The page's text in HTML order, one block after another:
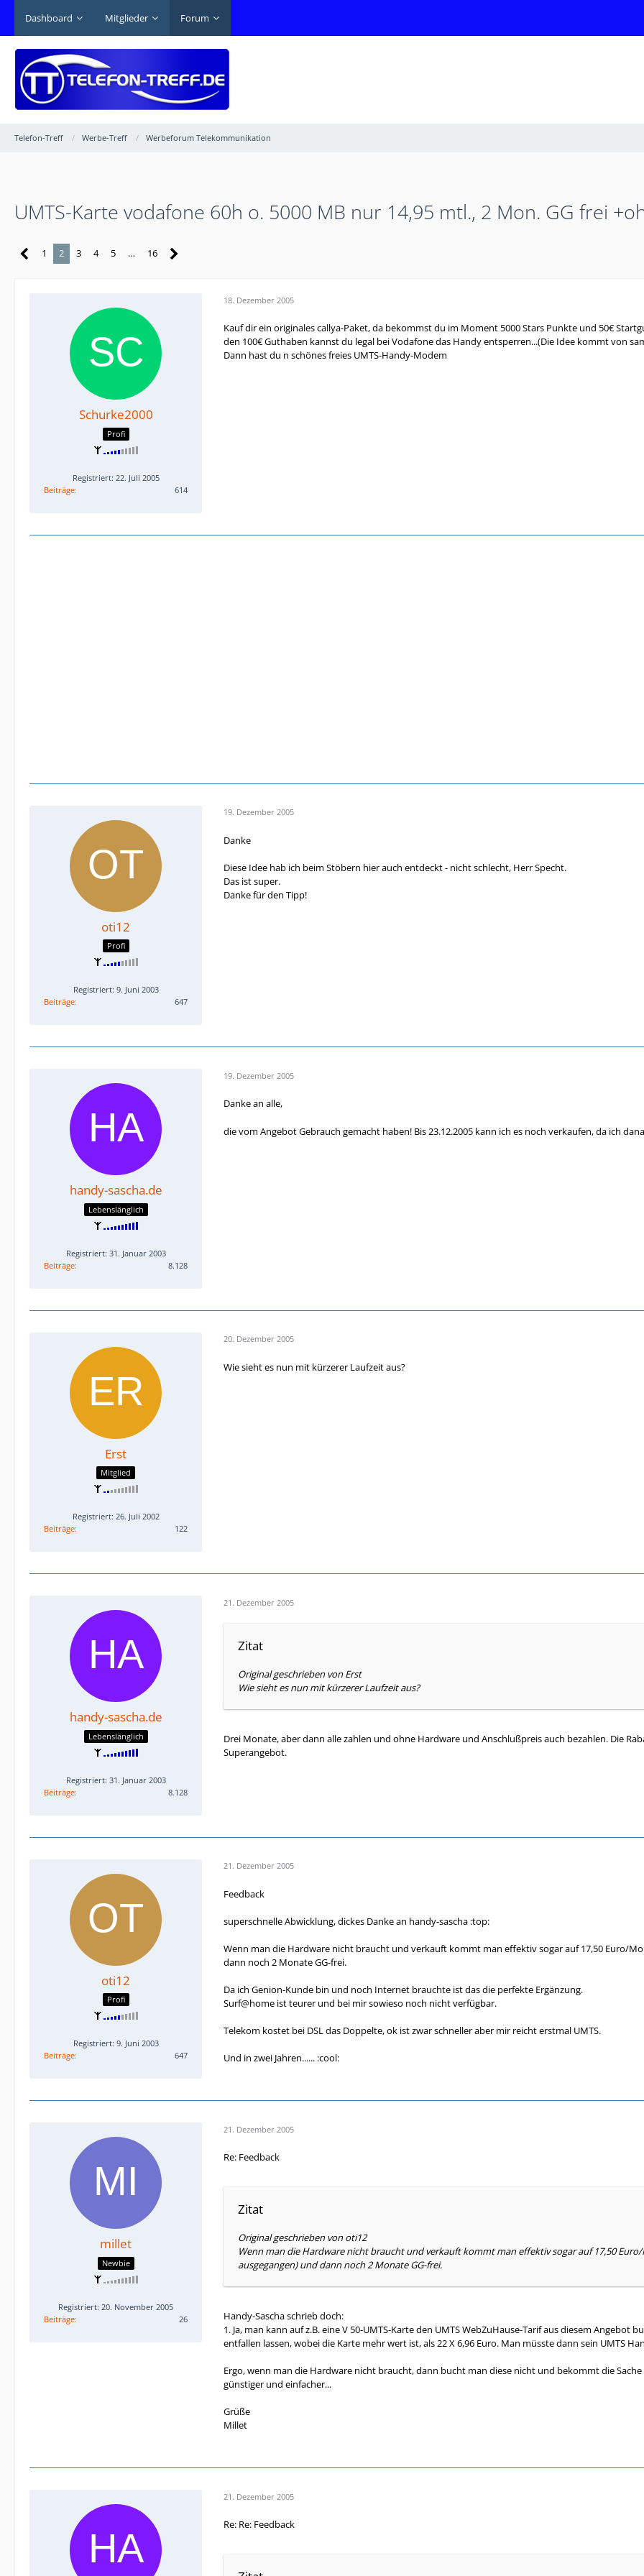
Dashboard Mitglieder Forum
Telefon-Treff Werbe-Treff Werbeforum Telekommunikation
UMTS-Karte vodafone 60h o. 5000 MB nur 14,95 mtl., 2 Mon. GG frei
1 2 3 4 5 … 16
Schurke2000
Profi
Registriert: 22. Juli 2005
Beiträge
614
18. Dezember 2005
Kauf dir ein originales callya-Paket, da bekommst du im Moment 5000 Stars Punkte und 50€
den 100€ Guthaben kannst du legal bei Vodafone das Handy entsperren...(Die Idee kommt von
Dann hast du n schönes freies UMTS-Handy-Modem
oti12
Profi
Registriert: 9. Juni 2003
Beiträge
647
19. Dezember 2005
Danke
Diese Idee hab ich beim Stöbern hier auch entdeckt - nicht schlecht, Herr Specht.
Das ist super.
Danke für den Tipp!
handy-sascha.de
Lebenslänglich
Registriert: 31. Januar 2003
Beiträge
8.128
19. Dezember 2005
Danke an alle,
die vom Angebot Gebrauch gemacht haben! Bis 23.12.2005 kann ich es noch verkaufen, da ich
Erst
Mitglied
Registriert: 26. Juli 2002
Beiträge
122
20. Dezember 2005
Wie sieht es nun mit kürzerer Laufzeit aus?
handy-sascha.de
Lebenslänglich
Registriert: 31. Januar 2003
Beiträge
8.128
21. Dezember 2005
Zitat
Original geschrieben von Erst
Wie sieht es nun mit kürzerer Laufzeit aus?
Drei Monate, aber dann alle zahlen und ohne Hardware und Anschlußpreis auch bezahlen. Die
Superangebot.
oti12
Profi
Registriert: 9. Juni 2003
Beiträge
647
21. Dezember 2005
Feedback
superschnelle Abwicklung, dickes Danke an handy-sascha :top:
Wenn man die Hardware nicht braucht und verkauft kommt man effektiv sogar auf 17,50 Euro/
dann noch 2 Monate GG-frei.
Da ich Genion-Kunde bin und noch Internet brauchte ist das die perfekte Ergänzung.
Surf@home ist teurer und bei mir sowieso noch nicht verfügbar.
Telekom kostet bei DSL das Doppelte, ok ist zwar schneller aber mir reicht erstmal UMTS.
Und in zwei Jahren...... :cool:
millet
Newbie
Registriert: 20. November 2005
Beiträge
26
21. Dezember 2005
Re: Feedback
Zitat
Original geschrieben von oti12
Wenn man die Hardware nicht braucht und verkauft kommt man effektiv sogar auf 17,50
ausgegangen) und dann noch 2 Monate GG-frei.
Handy-Sascha schrieb doch:
1. Ja, man kann auf z.B. eine V 50-UMTS-Karte den UMTS WebZuHause-Tarif aus diesem Angebot
entfallen lassen, wobei die Karte mehr wert ist, als 22 X 6,96 Euro. Man müsste dann sein UMTS
Ergo, wenn man die Hardware nicht braucht, dann bucht man diese nicht und bekommt die
günstiger und einfacher...
Grüße
Millet
21. Dezember 2005
Re: Re: Feedback